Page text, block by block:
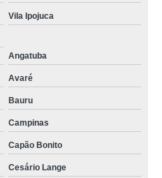
Vila Ipojuca
Angatuba
Avaré
Bauru
Campinas
Capão Bonito
Cesário Lange